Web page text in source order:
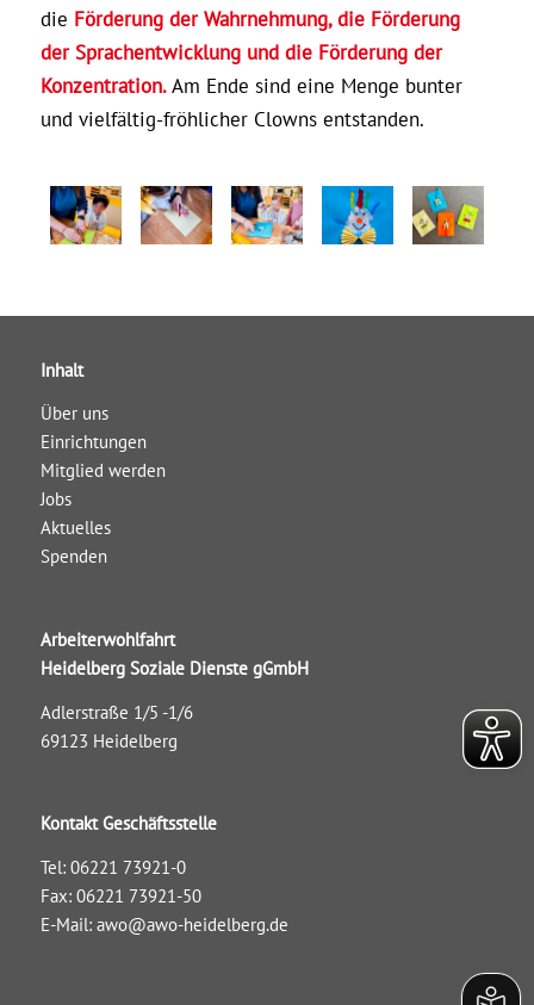
die Förderung der Wahrnehmung, die Förderung
der Sprachentwicklung und die Förderung der
Konzentration.Am Ende sind eine Menge bunter
und vielfältig-fröhlicher Clowns entstanden.
Inhalt
Über uns
Einrichtungen
Mitglied werden
Jobs
Aktuelles
Spenden
Arbeiterwohlfahrt
Heidelberg Soziale Dienste gGmbH
Adlerstraße 1/5 -1/6
69123 Heidelberg
Kontakt Geschäftsstelle
Tel: 06221 73921-0
Fax: 06221 73921-50
E-Mail: awo@awo-heidelberg.de